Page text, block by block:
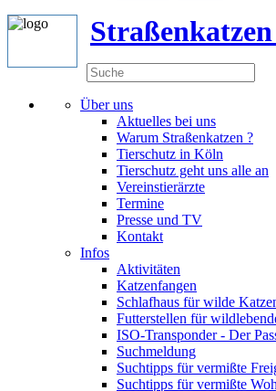
Über uns
Aktuelles bei uns
Warum Straßenkatzen ?
Tierschutz in Köln
Tierschutz geht uns alle an
Vereinstierärzte
Termine
Presse und TV
Kontakt
Infos
Aktivitäten
Katzenfangen
Schlafhaus für wilde
Futterstellen für
ISO-Transponder - Der
Suchmeldung
Suchtipps für vermißte
Suchtipps für vermißte